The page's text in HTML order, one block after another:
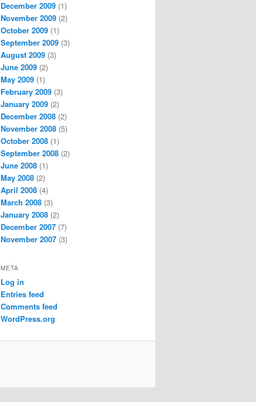
December 2009 (1)
November 2009 (2)
October 2009 (1)
September 2009 (3)
August 2009 (3)
June 2009 (2)
May 2009 (1)
February 2009 (3)
January 2009 (2)
December 2008 (2)
November 2008 (5)
October 2008 (1)
September 2008 (2)
June 2008 (1)
May 2008 (2)
April 2008 (4)
March 2008 (3)
January 2008 (2)
December 2007 (7)
November 2007 (3)
META
Log in
Entries feed
Comments feed
WordPress.org